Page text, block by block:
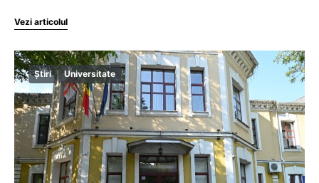
Vezi articolul
Știri Universitate